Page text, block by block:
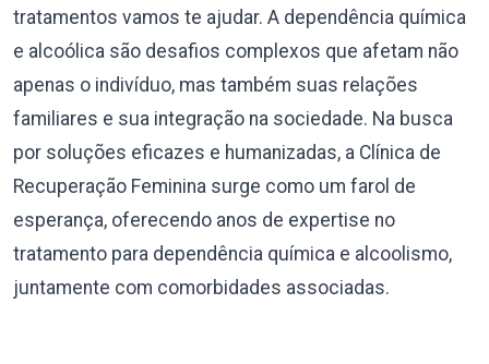
tratamentos vamos te ajudar. A dependência química
e alcoólica são desafios complexos que afetam não
apenas o indivíduo, mas também suas relações
familiares e sua integração na sociedade. Na busca
por soluções eficazes e humanizadas, a Clínica de
Recuperação Feminina surge como um farol de
esperança, oferecendo anos de expertise no
tratamento para dependência química e alcoolismo,
juntamente com comorbidades associadas.